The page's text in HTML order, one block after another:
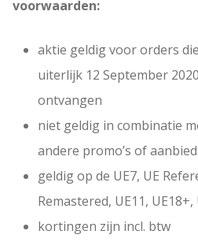
voorwaarden:
aktie geldig voor orders
uiterlijk 12 September
ontvangen
niet geldig in combinatie
andere promo’s of
geldig op de UE7, UE
Remastered, UE11, UE18+,
kortingen zijn incl. btw